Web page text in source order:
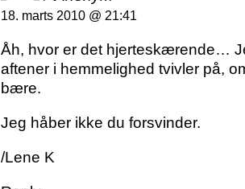
18. marts 2010 @ 21:41
Åh, hvor er det hjerteskærende…
aftener i hemmelighed tvivler på,
bære.
Jeg håber ikke du forsvinder.
/Lene K